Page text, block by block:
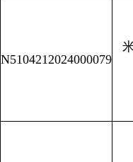
N5104212024000079